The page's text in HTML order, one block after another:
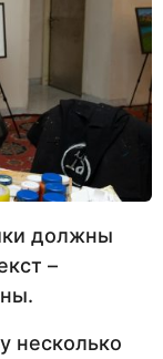
должны
–
несколько